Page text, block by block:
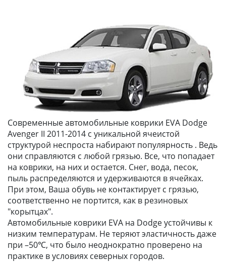
Современные автомобильные коврики EVA Dodge
Avenger II 2011-2014 с уникальной ячеистой
структурой неспроста набирают популярность . Ведь
они справляются с любой грязью. Все, что попадает
на коврики, на них и остается. Снег, вода, песок,
пыль распределяются и удерживаются в ячейках.
При этом, Ваша обувь не контактирует с грязью,
соответственно не портится, как в резиновых
"корытцах".
Автомобильные коврики EVA на Dodge устойчивы к
низким температурам. Не теряют эластичность даже
при –50℃, что было неоднократно проверено на
практике в условиях северных городов.